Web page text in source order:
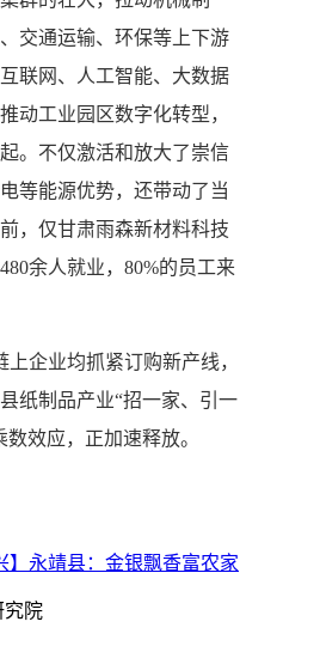
交通运输、环保等上下游
联网、人工智能、大数据
动工业园区数字化转型，
。不仅激活和放大了崇信
等能源优势，还带动了当
，仅甘肃雨森新材料科技
余人就业，80%的员工来
上企业均抓紧订购新产线，
纸制品产业“招一家、引一
效应，正加速释放。
】永靖县：金银飘香富农家
究院